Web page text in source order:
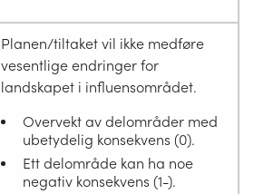
Planen/tiltaket vil ikke medføre
vesentlige endringer for
landskapet i influensområdet.
Overvekt av delområder med
ubetydelig konsekvens (0).
Ett delområde kan ha noe
negativ konsekvens (1-).